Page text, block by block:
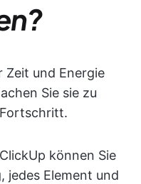
Zeit und Energie
Sie sie zu
können Sie
jedes Element und